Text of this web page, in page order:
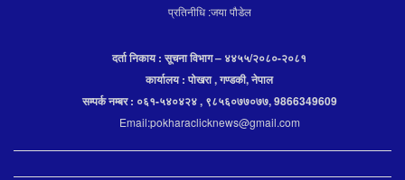
प्रतिनीधि :जया पौडेल
दर्ता निकाय : सूचना विभाग – ४४५५/२०८०-२०८१
कार्यालय : पोखरा , गण्डकी, नेपाल
सम्पर्क नम्बर : ०६१-५४०४२४ , ९८५६०७७०७७, 9866349609
Email:pokharaclicknews@gmail.com